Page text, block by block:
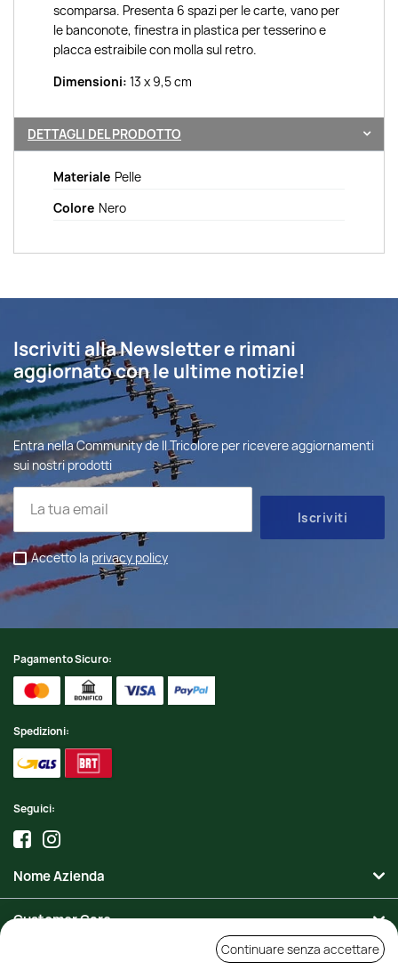
scomparsa. Presenta 6 spazi per le carte, vano per
le banconote, finestra in plastica per tesserino e
placca estraibile con molla sul retro.
Dimensioni: 13 x 9,5 cm
DETTAGLI DEL PRODOTTO
Materiale Pelle
Colore Nero
Iscriviti alla Newsletter e rimani
aggiornato con le ultime notizie!
Entra nella Community de Il Tricolore per ricevere aggiornamenti
sui nostri prodotti
Accetto la privacy policy
Pagamento Sicuro:
Spedizioni:
Seguici:
Nome Azienda
Customer Care
Continuare senza accettare